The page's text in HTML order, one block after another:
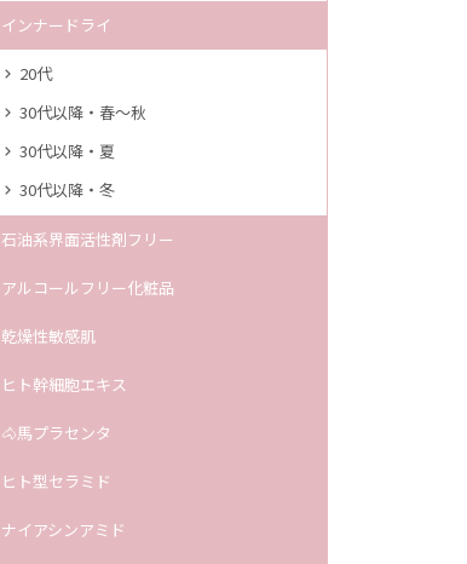
インナードライ
20代
30代以降・春～秋
30代以降・夏
30代以降・冬
石油系界面活性剤フリー
アルコールフリー化粧品
乾燥性敏感肌
ヒト幹細胞エキス
🐴馬プラセンタ
ヒト型セラミド
ナイアシンアミド